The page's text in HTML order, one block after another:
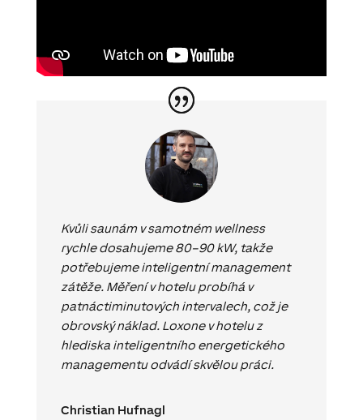
Kvůli saunám v samotném wellness
rychle dosahujeme 80–90 kW, takže
potřebujeme inteligentní management
zátěže. Měření v hotelu probíhá v
patnáctiminutových intervalech, což je
obrovský náklad. Loxone v hotelu z
hlediska inteligentního energetického
managementu odvádí skvělou práci.
Christian Hufnagl